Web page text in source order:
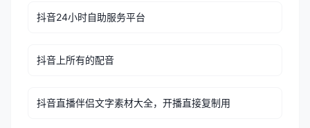
抖音24小时自助服务平台
抖音上所有的配音
抖音直播伴侣文字素材大全，开播直接复制用